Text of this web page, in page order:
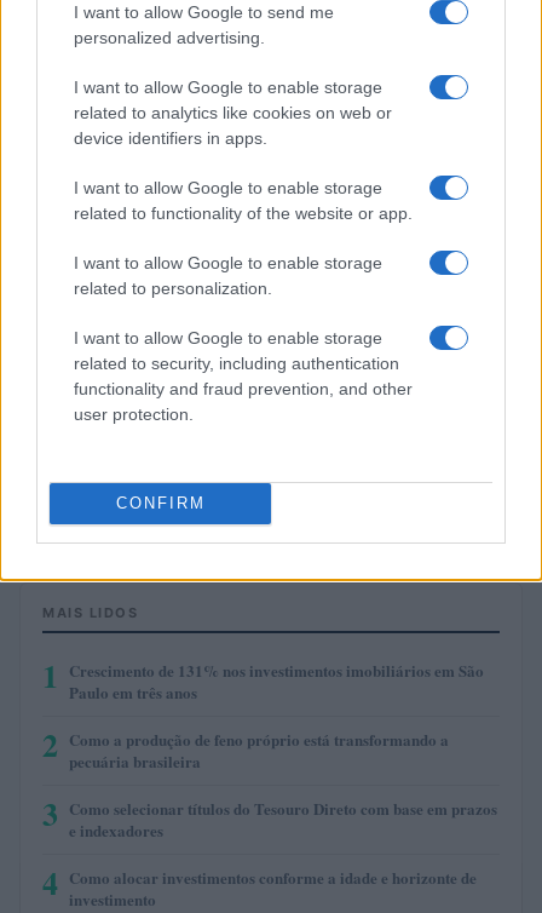
I want to allow Google to send me
personalized advertising.
I want to allow Google to enable storage
related to analytics like cookies on web or
device identifiers in apps.
I want to allow Google to enable storage
related to functionality of the website or app.
I want to allow Google to enable storage
related to personalization.
I want to allow Google to enable storage
related to security, including authentication
functionality and fraud prevention, and other
user protection.
CONFIRM
SyBTC $85,763.00
Bitcoin $65,025.00
Ethereum $1,919.89
(KPK ETH YIELD)
Tether
MAIS LIDOS
1
Crescimento de 131% nos investimentos imobiliários em São
Paulo em três anos
2 Como a produção de feno próprio está transformando a
pecuária brasileira
3 Como selecionar títulos do Tesouro Direto com base em prazos
e indexadores
4 Como alocar investimentos conforme a idade e horizonte de
investimento